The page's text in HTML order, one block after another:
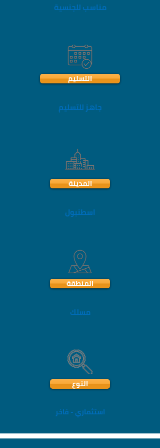
مناسب للجنسية
التسليم
جاهز للتسليم
المدينة
اسطنبول
المنطقة
مسلك
النوع
استثماري - فاخر